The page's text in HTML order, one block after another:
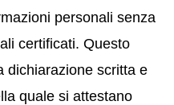
personali senza
certificati. Questo
dichiarazione scritta e
quale si attestano